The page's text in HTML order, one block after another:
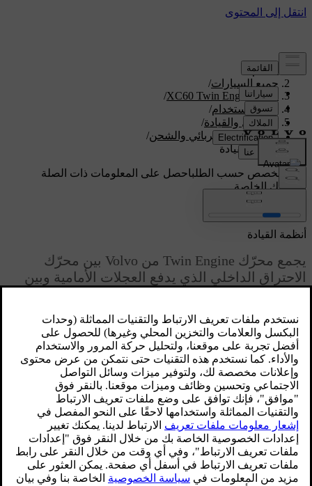
الدعم/
جميع السيارات/
XC60 Twin Engine 2020
/
دليل الاستخدام/
التشغيل والقيادة/
التشغيل الكهربائي والشحن/
أنظمة القيادة
دعم مخصص حسب الطلباحصل على المعلومات ذات الصلة
بسيارتك الخاصة.
تسجيل الدخول
محدّث ١٩‏/٠٣‏/٢٠٢٠
أنظمة القيادة
يجمع محرّك Twin Engine من Volvo بين محرّك
الاحتراق الداخلي الذي يدفع العجلات الأمامية وبين
نظاما القيادة
حسب وضع القيادة الذي يختاره السائق والطاقة الكهربائية
المتوفرة، يمكن استخدام نظامي القيادة إما كلاً على حدة أو على
التوازي.
ويستمد المحرك الكهربائي طاقته من بطارية هجين مثبتة في
كونسول النفق. كما يمكن شحن البطارية الهجين بواسطة مقبس
بالحائط أو في محطة شحن خاصة. يمكن لمحرك الاحتراق الداخلي
أيضًا أن يشحن البطارية الهجين بواسطة مولد خاص بفولتية عالية.